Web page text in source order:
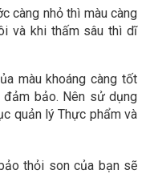
càng nhỏ thì màu càng
và khi thấm sâu thì dĩ
màu khoáng càng tốt
bảo. Nên sử dụng
quản lý Thực phẩm và
thỏi son của bạn sẽ